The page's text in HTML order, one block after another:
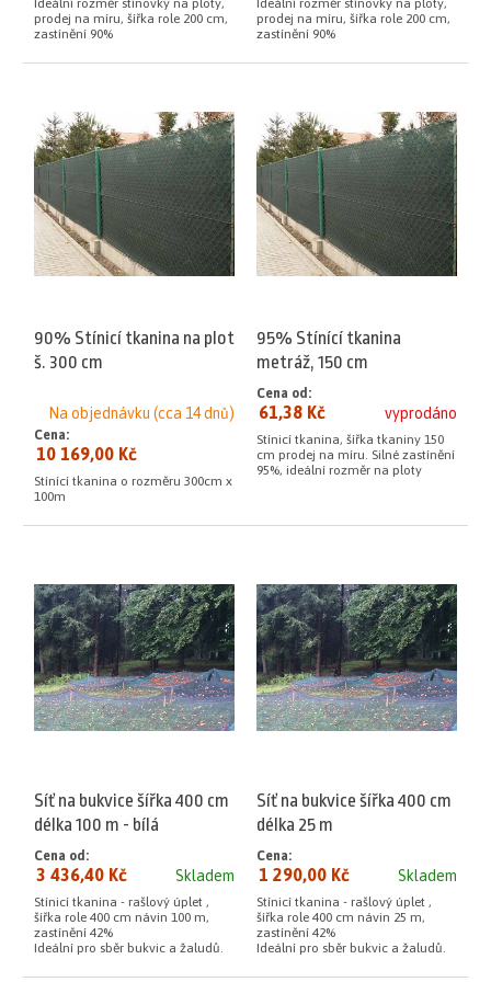
Ideální rozměr stínovky na ploty,
prodej na míru, šířka role 200 cm,
zastínění 90%
Ideální rozměr stínovky na ploty,
prodej na míru, šířka role 200 cm,
zastínění 90%
90% Stínicí tkanina na plot
š. 300 cm
Na objednávku (cca 14 dnů)
Cena:
10 169,00 Kč
Stínící tkanina o rozměru 300cm x
100m
95% Stínící tkanina
metráž, 150 cm
vyprodáno
Cena od:
61,38 Kč
Stínicí tkanina, šířka tkaniny 150
cm prodej na míru. Silné zastínění
95%, ideální rozměr na ploty
Síť na bukvice šířka 400 cm
délka 100 m - bílá
Skladem
Cena od:
3 436,40 Kč
Stínicí tkanina - rašlový úplet ,
šířka role 400 cm návin 100 m,
zastínění 42%
Ideální pro sběr bukvic a žaludů.
Síť na bukvice šířka 400 cm
délka 25 m
Skladem
Cena:
1 290,00 Kč
Stínicí tkanina - rašlový úplet ,
šířka role 400 cm návin 25 m,
zastínění 42%
Ideální pro sběr bukvic a žaludů.